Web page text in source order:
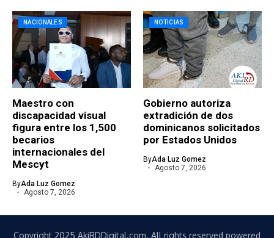
NACIONALES
Maestro con
discapacidad visual
figura entre los 1,500
becarios
internacionales del
Mescyt
ByAda Luz Gomez
Agosto 7, 2026
NOTICIAS
Gobierno autoriza
extradición de dos
dominicanos solicitados
por Estados Unidos
ByAda Luz Gomez
Agosto 7, 2026
Copyright 2025 AkiRDDigital.com. All rights reserved powered